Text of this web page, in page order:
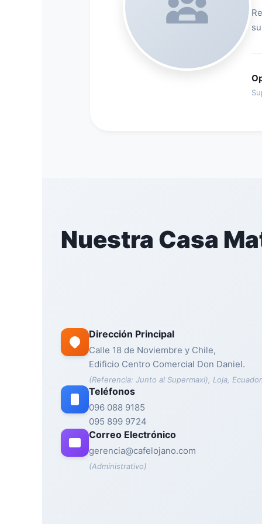
Nuestra Casa
Dirección Principal
Calle 18 de Noviembre y Chile,
Edificio Centro Comercial Don Daniel.
(Referencia: Junto al Supermaxi), Loja,
Teléfonos
096 088 9185
095 899 9724
Correo Electrónico
gerencia@cafelojano.com
(Administrativo)